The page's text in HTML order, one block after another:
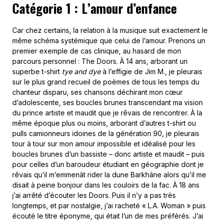
Catégorie 1 : L’amour d’enfance
Car chez certains, la relation à la musique suit exactement le
même schéma systémique que celui de l’amour. Prenons un
premier exemple de cas clinique, au hasard de mon
parcours personnel : The Doors. À 14 ans, arborant un
superbe t-shirt tye and dyeà l’effigie de Jim M., je pleurais
sur le plus grand recueil de poèmes de tous les temps du
chanteur disparu, ses chansons déchirant mon cœur
d’adolescente, ses boucles brunes transcendant ma vision
du prince artiste et maudit que je rêvais de rencontrer. À la
même époque plus ou moins, arborant d’autres t-shirt ou
pulls camionneurs idoines de la génération 90, je pleurais
tour à tour sur mon amour impossible et idéalisé pour les
boucles brunes d’un bassiste – donc artiste et maudit – puis
pour celles d’un baroudeur étudiant en géographie dont je
rêvais qu’il m’emmenât rider la dune Barkhâne alors qu’il me
disait à peine bonjour dans les couloirs de la fac. À 18 ans
j’ai arrêté d’écouter les Doors. Puis il n’y a pas très
longtemps, et par nostalgie, j’ai racheté « L.A. Woman » puis
écouté le titre éponyme, qui était l’un de mes préférés. J’ai